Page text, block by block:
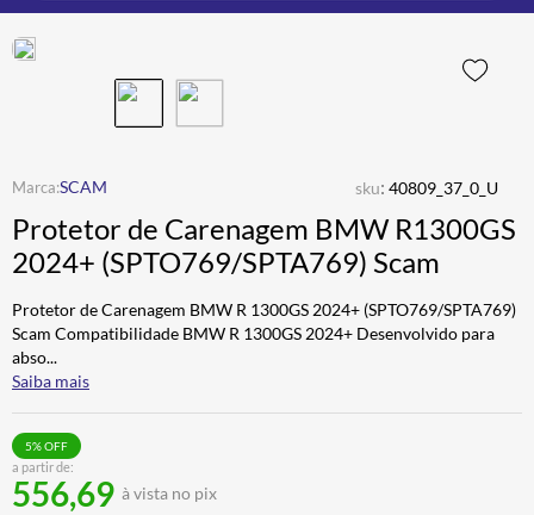
SCAM sku: 40809_37_0_U
Protetor de Carenagem BMW R1300GS
2024+ (SPTO769/SPTA769) Scam
Protetor de Carenagem BMW R 1300GS 2024+ (SPTO769/SPTA769)
Scam Compatibilidade BMW R 1300GS 2024+ Desenvolvido para
abso...
Saiba mais
a partir de:
556,69 à vista no pix
5% OFF
BOTA
4º ÓCULOS SOLAR
5º LUVA
6º ALPINESTAR
7º BAU
9º AIROH
10º